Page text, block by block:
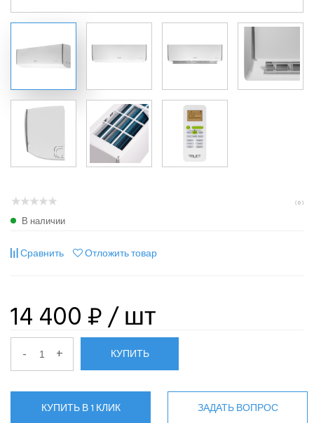
( 0 )
В наличии
Сравнить Отложить товар
14 400 ₽/ шт
- + КУПИТЬ
КУПИТЬ В 1 КЛИК ЗАДАТЬ ВОПРОС